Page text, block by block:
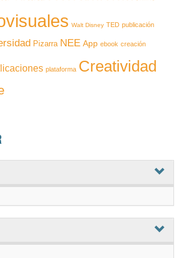
Walt Disney TED publicación
Pizarra NEE App ebook creación
plataforma Creatividad